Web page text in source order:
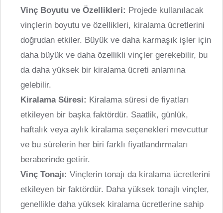
Vinç Boyutu ve Özellikleri: Projede kullanılacak
vinçlerin boyutu ve özellikleri, kiralama ücretlerini
doğrudan etkiler. Büyük ve daha karmaşık işler için
daha büyük ve daha özellikli vinçler gerekebilir, bu
da daha yüksek bir kiralama ücreti anlamına
gelebilir.
Kiralama Süresi: Kiralama süresi de fiyatları
etkileyen bir başka faktördür. Saatlik, günlük,
haftalık veya aylık kiralama seçenekleri mevcuttur
ve bu sürelerin her biri farklı fiyatlandırmaları
beraberinde getirir.
Vinç Tonajı: Vinçlerin tonajı da kiralama ücretlerini
etkileyen bir faktördür. Daha yüksek tonajlı vinçler,
genellikle daha yüksek kiralama ücretlerine sahip